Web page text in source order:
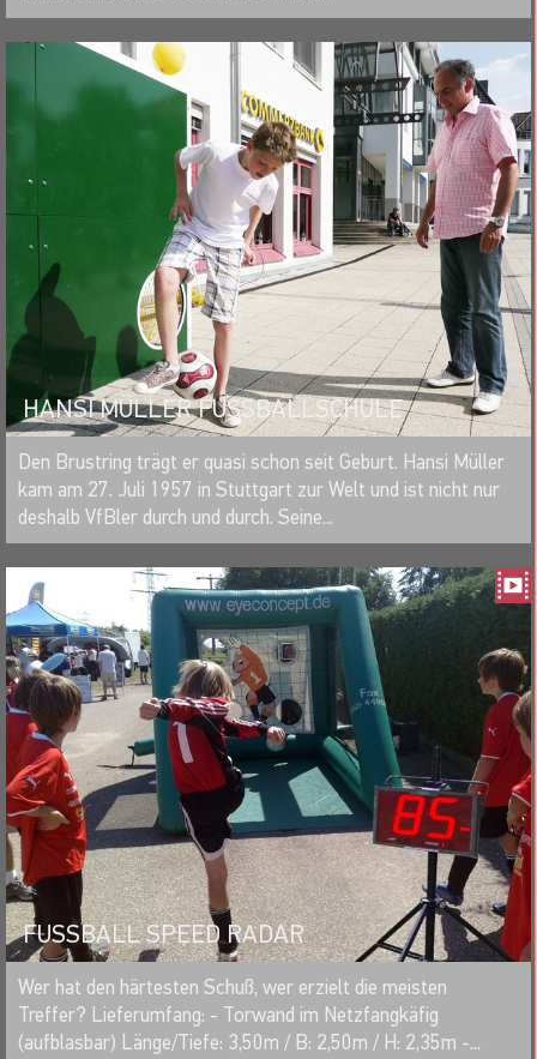
HANSI MÜLLER FUSSBALLSCHULE
MERKEN
Den Brustring trägt er quasi schon seit Geburt. Hansi Müller
kam am 27. Juli 1957 in Stuttgart zur Welt und ist nicht nur
deshalb VfBler durch und durch. Seine...
FUSSBALL SPEED RADAR
MERKEN
Wer hat den härtesten Schuß, wer erzielt die meisten
Treffer? Lieferumfang: - Torwand im Netzfangkäfig
(aufblasbar) Länge/Tiefe: 3,50m / B: 2,50m / H: 2,35m -...